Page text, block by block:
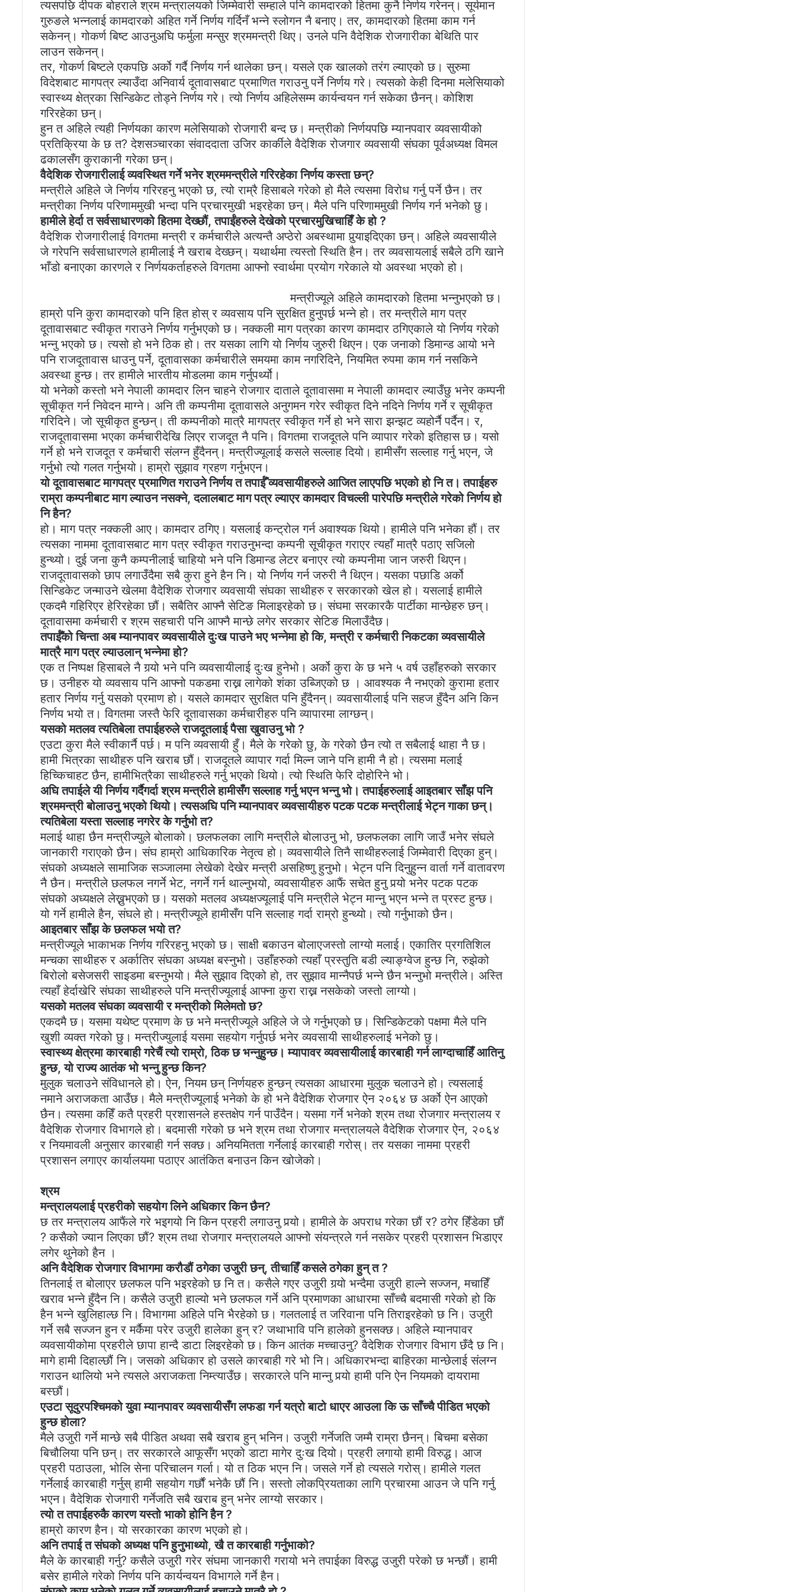
त्यसपछि दीपक बोहराले श्रम मन्त्रालयको जिम्मेवारी सम्हाले पनि कामदारको हितमा कुनै निर्णय गरेनन्। सूर्यमान
गुरुङले भन्नलाई कामदारको अहित गर्ने निर्णय गर्दिनँ भन्ने स्लोगन नै बनाए। तर, कामदारको हितमा काम गर्न
सकेनन्। गोकर्ण बिष्ट आउनुअघि फर्मुला मन्सुर श्रममन्त्री थिए। उनले पनि वैदेशिक रोजगारीका बेथिति पार
लाउन सकेनन्।
तर, गोकर्ण बिष्टले एकपछि अर्को गर्दै निर्णय गर्न थालेका छन्। यसले एक खालको तरंग ल्याएको छ। सुरुमा
विदेशबाट मागपत्र ल्याउँदा अनिवार्य दूतावासबाट प्रमाणित गराउनु पर्ने निर्णय गरे। त्यसको केही दिनमा मलेसियाको
स्वास्थ्य क्षेत्रका सिन्डिकेट तोड्ने निर्णय गरे। त्यो निर्णय अहिलेसम्म कार्यन्वयन गर्न सकेका छैनन्। कोशिश
गरिरहेका छन्।
हुन त अहिले त्यही निर्णयका कारण मलेसियाको रोजगारी बन्द छ। मन्त्रीको निर्णयपछि म्यानपवार व्यवसायीको
प्रतिक्रिया के छ त? देशसञ्चारका संवाददाता उजिर कार्कीले वैदेशिक रोजगार व्यवसायी संघका पूर्वअध्यक्ष विमल
ढकालसँग कुराकानी गरेका छन्।
वैदेशिक रोजगारीलाई व्यवस्थित गर्ने भनेर श्रममन्त्रीले गरिरहेका निर्णय कस्ता छन्?
मन्त्रीले अहिले जे निर्णय गरिरहनु भएको छ, त्यो राम्रै हिसाबले गरेको हो मैले त्यसमा विरोध गर्नु पर्ने छैन। तर
मन्त्रीका निर्णय परिणाममुखी भन्दा पनि प्रचारमुखी भइरहेका छन्। मैले पनि परिणाममुखी निर्णय गर्न भनेको छु।
हामीले हेर्दा त सर्वसाधारणको हितमा देख्छौं, तपाईंहरुले देखेको प्रचारमुखिचाहिँ के हो ?
वैदेशिक रोजगारीलाई विगतमा मन्त्री र कर्मचारीले अत्यन्तै अप्ठेरो अबस्थामा पुर्‍याइदिएका छन्। अहिले व्यवसायीले
जे गरेपनि सर्वसाधारणले हामीलाई नै खराब देख्छन्। यथार्थमा त्यस्तो स्थिति हैन। तर व्यवसायलाई सबैले ठगि खाने
भाँडो बनाएका कारणले र निर्णयकर्ताहरुले विगतमा आफ्नो स्वार्थमा प्रयोग गरेकाले यो अवस्था भएको हो।
मन्त्रीज्यूले अहिले कामदारको हितमा भन्नुभएको छ।
हाम्रो पनि कुरा कामदारको पनि हित होस् र व्यवसाय पनि सुरक्षित हुनुपर्छ भन्ने हो। तर मन्त्रीले माग पत्र
दूतावासबाट स्वीकृत गराउने निर्णय गर्नुभएको छ। नक्कली माग पत्रका कारण कामदार ठगिएकाले यो निर्णय गरेको
भन्नु भएको छ। त्यसो हो भने ठिक हो। तर यसका लागि यो निर्णय जुरुरी थिएन। एक जनाको डिमान्ड आयो भने
पनि राजदूतावास धाउनु पर्ने, दूतावासका कर्मचारीले समयमा काम नगरिदिने, नियमित रुपमा काम गर्न नसकिने
अवस्था हुन्छ। तर हामीले भारतीय मोडलमा काम गर्नुपर्थ्यो।
यो भनेको कस्तो भने नेपाली कामदार लिन चाहने रोजगार दाताले दूतावासमा म नेपाली कामदार ल्याउँछु भनेर कम्पनी
सूचीकृत गर्न निवेदन माग्ने। अनि ती कम्पनीमा दूतावासले अनुगमन गरेर स्वीकृत दिने नदिने निर्णय गर्ने र सूचीकृत
गरिदिने। जो सूचीकृत हुन्छन्। ती कम्पनीको मात्रै मागपत्र स्वीकृत गर्ने हो भने सारा झन्झट व्यहोर्नै पर्दैन। र,
राजदूतावासमा भएका कर्मचारीदेखि लिएर राजदूत नै पनि। विगतमा राजदूतले पनि व्यापार गरेको इतिहास छ। यसो
गर्ने हो भने राजदूत र कर्मचारी संलग्न हुँदैनन्। मन्त्रीज्यूलाई कसले सल्लाह दियो। हामीसँग सल्लाह गर्नु भएन, जे
गर्नुभो त्यो गलत गर्नुभयो। हाम्रो सुझाव ग्रहण गर्नुभएन।
यो दूतावासबाट मागपत्र प्रमाणित गराउने निर्णय त तपाईँ व्यवसायीहरुले आजित लाएपछि भएको हो नि त। तपाईहरु
राम्रा कम्पनीबाट माग ल्याउन नसक्ने, दलालबाट माग पत्र ल्याएर कामदार विचल्ली पारेपछि मन्त्रीले गरेको निर्णय हो
नि हैन?
हो। माग पत्र नक्कली आए। कामदार ठगिए। यसलाई कन्ट्रोल गर्न अवाश्यक थियो। हामीले पनि भनेका हौं। तर
त्यसका नाममा दूतावासबाट माग पत्र स्वीकृत गराउनुभन्दा कम्पनी सूचीकृत गराएर त्यहाँ मात्रै पठाए सजिलो
हुन्थ्यो। दुई जना कुनै कम्पनीलाई चाहियो भने पनि डिमान्ड लेटर बनाएर त्यो कम्पनीमा जान जरुरी थिएन।
राजदूतावासको छाप लगाउँदैमा सबै कुरा हुने हैन नि। यो निर्णय गर्न जरुरी नै थिएन। यसका पछाडि अर्को
सिन्डिकेट जन्माउने खेलमा वैदेशिक रोजगार व्यवसायी संघका साथीहरु र सरकारको खेल हो। यसलाई हामीले
एकदमै गहिरिएर हेरिरहेका छौं। सबैतिर आफ्नै सेटिङ मिलाइरहेको छ। संघमा सरकारकै पार्टीका मान्छेहरु छन्।
दूतावासमा कर्मचारी र श्रम सहचारी पनि आफ्नै मान्छे लगेर सरकार सेटिङ मिलाउँदैछ।
तपाईँको चिन्ता अब म्यानपावर व्यवसायीले दुःख पाउने भए भन्नेमा हो कि, मन्त्री र कर्मचारी निकटका व्यवसायीले
मात्रै माग पत्र ल्याउलान् भन्नेमा हो?
एक त निष्पक्ष हिसाबले नै गर्‍यो भने पनि व्यवसायीलाई दुःख हुनेभो। अर्को कुरा के छ भने ५ वर्ष उहाँहरुको सरकार
छ। उनीहरु यो व्यवसाय पनि आफ्नो पकडमा राख्न लागेको शंका उब्जिएको छ । आवश्यक नै नभएको कुरामा हतार
हतार निर्णय गर्नु यसको प्रमाण हो। यसले कामदार सुरक्षित पनि हुँदैनन्। व्यवसायीलाई पनि सहज हुँदैन अनि किन
निर्णय भयो त। विगतमा जस्तै फेरि दूतावासका कर्मचारीहरु पनि व्यापारमा लाग्छन्।
यसको मतलव त्यतिबेला तपाईहरुले राजदूतलाई पैसा खुवाउनु भो ?
एउटा कुरा मैले स्वीकार्नै पर्छ। म पनि व्यवसायी हुँ। मैले के गरेको छु, के गरेको छैन त्यो त सबैलाई थाहा नै छ।
हामी भित्रका साथीहरु पनि खराब छौं। राजदूतले व्यापार गर्दा मिल्न जाने पनि हामी नै हो। त्यसमा मलाई
हिच्किचाहट छैन, हामीभित्रैका साथीहरुले गर्नु भएको थियो। त्यो स्थिति फेरि दोहोरिने भो।
अघि तपाईले यी निर्णय गर्दैगर्दा श्रम मन्त्रीले हामीसँग सल्लाह गर्नु भएन भन्नु भो। तपाईहरुलाई आइतबार साँझ पनि
श्रममन्त्री बोलाउनु भएको थियो। त्यसअघि पनि म्यानपावर व्यवसायीहरु पटक पटक मन्त्रीलाई भेट्न गाका छन्।
त्यतिबेला यस्ता सल्लाह नगरेर के गर्नुभो त?
मलाई थाहा छैन मन्त्रीज्युले बोलाको। छलफलका लागि मन्त्रीले बोलाउनु भो, छलफलका लागि जाउँ भनेर संघले
जानकारी गराएको छैन। संघ हाम्रो आधिकारिक नेतृत्व हो। व्यवसायीले तिनै साथीहरुलाई जिम्मेवारी दिएका हुन्।
संघको अध्यक्षले सामाजिक सञ्जालमा लेखेको देखेर मन्त्री असहिष्णु हुनुभो। भेट्न पनि दिनुहुन्न वार्ता गर्ने वातावरण
नै छैन। मन्त्रीले छलफल नगर्ने भेट, नगर्ने गर्न थाल्नुभयो, व्यवसायीहरु आफैं सचेत हुनु पर्‍यो भनेर पटक पटक
संघको अध्यक्षले लेख्नुभएको छ। यसको मतलव अध्यक्षज्यूलाई पनि मन्त्रीले भेट्न मान्नु भएन भन्ने त प्रस्ट हुन्छ।
यो गर्ने हामीले हैन, संघले हो। मन्त्रीज्यूले हामीसँग पनि सल्लाह गर्दा राम्रो हुन्थ्यो। त्यो गर्नुभाको छैन।
आइतबार साँझ के छलफल भयो त?
मन्त्रीज्यूले भाकाभक निर्णय गरिरहनु भएको छ। साक्षी बकाउन बोलाएजस्तो लाग्यो मलाई। एकातिर प्रगतिशिल
मन्चका साथीहरु र अर्कातिर संघका अध्यक्ष बस्नुभो। उहाँहरुको त्यहाँ प्रस्तुति बडी ल्याङ्ग्वेज हुन्छ नि, रुझेको
बिरोलो बसेजसरी साइडमा बस्नुभयो। मैले सुझाव दिएको हो, तर सुझाव मान्नैपर्छ भन्ने छैन भन्नुभो मन्त्रीले। अस्ति
त्यहाँ हेर्दाखेरि संघका साथीहरुले पनि मन्त्रीज्यूलाई आफ्ना कुरा राख्न नसकेको जस्तो लाग्यो।
यसको मतलव संघका व्यवसायी र मन्त्रीको मिलेमतो छ?
एकदमै छ। यसमा यथेष्ट प्रमाण के छ भने मन्त्रीज्यूले अहिले जे जे गर्नुभएको छ। सिन्डिकेटको पक्षमा मैले पनि
खुशी व्यक्त गरेको छु। मन्त्रीज्युलाई यसमा सहयोग गर्नुपर्छ भनेर व्यवसायी साथीहरुलाई भनेको छु।
स्वास्थ्य क्षेत्रमा कारबाही गरेचैं त्यो राम्रो, ठिक छ भन्नुहुन्छ। म्यापावर व्यवसायीलाई कारबाही गर्न लाग्दाचाहिँ आतिनु
हुन्छ, यो राज्य आतंक भो भन्नु हुन्छ किन?
मुलुक चलाउने संविधानले हो। ऐन, नियम छन् निर्णयहरु हुन्छन् त्यसका आधारमा मुलुक चलाउने हो। त्यसलाई
नमाने अराजकता आउँछ। मैले मन्त्रीज्यूलाई भनेको के हो भने वैदेशिक रोजगार ऐन २०६४ छ अर्को ऐन आएको
छैन। त्यसमा कहिँ कतै प्रहरी प्रशासनले हस्तक्षेप गर्न पाउँदैन। यसमा गर्ने भनेको श्रम तथा रोजगार मन्त्रालय र
वैदेशिक रोजगार विभागले हो। बदमासी गरेको छ भने श्रम तथा रोजगार मन्त्रालयले वैदेशिक रोजगार ऐन, २०६४
र नियमावली अनुसार कारबाही गर्न सक्छ। अनियमितता गर्नेलाई कारबाही गरोस्। तर यसका नाममा प्रहरी
प्रशासन लगाएर कार्यालयमा पठाएर आतंकित बनाउन किन खोजेको।
श्रम
मन्त्रालयलाई प्रहरीको सहयोग लिने अधिकार किन छैन?
छ तर मन्त्रालय आफैंले गरे भइगयो नि किन प्रहरी लगाउनु पर्‍यो। हामीले के अपराध गरेका छौं र? ठगेर हिँडेका छौं
? कसैको ज्यान लिएका छौं? श्रम तथा रोजगार मन्त्रालयले आफ्नो संयन्त्रले गर्न नसकेर प्रहरी प्रशासन भिडाएर
लगेर थुनेको हैन ।
अनि वैदेशिक रोजगार विभागमा करौडौं ठगेका उजुरी छन्, तीचाहिँ कसले ठगेका हुन् त ?
तिनलाई त बोलाएर छलफल पनि भइरहेको छ नि त। कसैले गएर उजुरी गर्‍यो भन्दैमा उजुरी हाल्ने सज्जन, मचाहिँ
खराव भन्ने हुँदैन नि। कसैले उजुरी हाल्यो भने छलफल गर्ने अनि प्रमाणका आधारमा साँच्चै बदमासी गरेको हो कि
हैन भन्ने खुलिहाल्छ नि। विभागमा अहिले पनि भैरहेको छ। गलतलाई त जरिवाना पनि तिराइरहेको छ नि। उजुरी
गर्ने सबै सज्जन हुन र मर्कैमा परेर उजुरी हालेका हुन् र? जथाभावि पनि हालेको हुनसक्छ। अहिले म्यानपावर
व्यवसायीकोमा प्रहरीले छापा हान्दै डाटा लिइरहेको छ। किन आतंक मच्चाउनु? वैदेशिक रोजगार विभाग छँदै छ नि।
मागे हामी दिहाल्छौं नि। जसको अधिकार हो उसले कारबाही गरे भो नि। अधिकारभन्दा बाहिरका मान्छेलाई संलग्न
गराउन थालियो भने त्यसले अराजकता निम्त्याउँछ। सरकारले पनि मान्नु पर्‍याे हामी पनि ऐन नियमको दायरामा
बस्छौं।
एउटा सूदुरपश्चिमको युवा म्यानपावर व्यवसायीसँग लफडा गर्न यत्रो बाटो धाएर आउला कि ऊ साँच्चै पीडित भएको
हुन्छ होला?
मैले उजुरी गर्ने मान्छे सबै पीडित अथवा सबै खराब हुन् भनिन। उजुरी गर्नेजति जम्मै राम्रा छैनन्। बिचमा बसेका
बिचौलिया पनि छन्। तर सरकारले आफूसँग भएको डाटा मागेर दुःख दियो। प्रहरी लगायो हामी विरुद्ध। आज
प्रहरी पठाउला, भोलि सेना परिचालन गर्ला। यो त ठिक भएन नि। जसले गर्ने हो त्यसले गरोस्। हामीले गलत
गर्नेलाई कारबाही गर्नुस् हामी सहयोग गर्छौं भनेकै छौं नि। सस्तो लोकप्रियताका लागि प्रचारमा आउन जे पनि गर्नु
भएन। वैदेशिक रोजगारी गर्नेजति सबै खराब हुन् भनेर लाग्यो सरकार।
त्यो त तपाईहरुकै कारण यस्तो भाको होनि हैन ?
हाम्रो कारण हैन। यो सरकारका कारण भएको हो।
अनि तपाई त संघको अध्यक्ष पनि हुनुभाथ्यो, खै त कारबाही गर्नुभाको?
मैले के कारबाही गर्नु? कसैले उजुरी गरेर संघमा जानकारी गरायो भने तपाईका विरुद्ध उजुरी परेको छ भन्छौं। हामी
बसेर हामीले गरेको निर्णय पनि कार्यन्वयन विभागले गर्ने हैन।